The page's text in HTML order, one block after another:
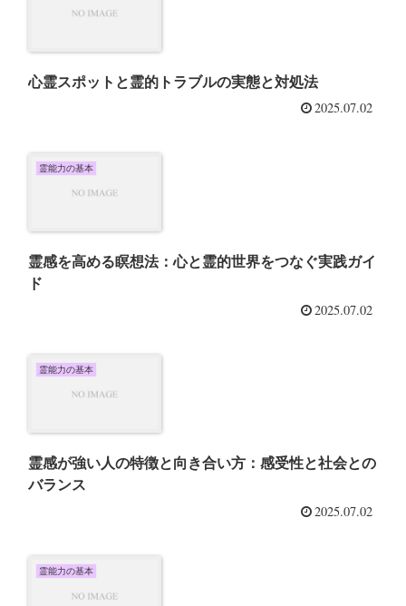
心霊スポットと霊的トラブルの実態と対処法
2025.07.02
霊能力の基本
霊感を高める瞑想法：心と霊的世界をつなぐ実践ガイ
ド
2025.07.02
霊能力の基本
霊感が強い人の特徴と向き合い方：感受性と社会との
バランス
2025.07.02
霊能力の基本